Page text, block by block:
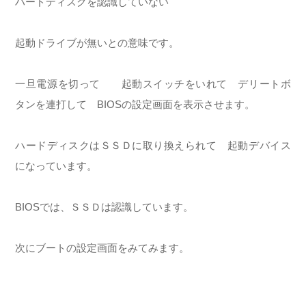
起動ドライブが無いとの意味です。
一旦電源を切って 起動スイッチをいれて デリートボ
タンを連打して BIOSの設定画面を表示させます。
ハードディスクはＳＳＤに取り換えられて 起動デバイス
になっています。
BIOSでは、ＳＳＤは認識しています。
次にブートの設定画面をみてみます。